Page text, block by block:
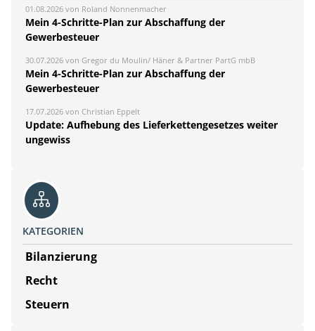
01.08.2026 von Roland Nonnenmacher
Mein 4-Schritte-Plan zur Abschaffung der
Gewerbesteuer
30.07.2026 von Gregor du Moulin/ Häner & Partner PartG mbB
Mein 4-Schritte-Plan zur Abschaffung der
Gewerbesteuer
17.07.2026 von Christian Eppelt
Update: Aufhebung des Lieferkettengesetzes weiter
ungewiss
KATEGORIEN
Bilanzierung
Recht
Steuern